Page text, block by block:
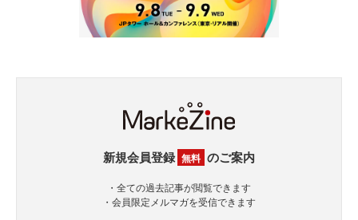
新規会員登録 無料 のご案内
・全ての過去記事が閲覧できます
・会員限定メルマガを受信できます